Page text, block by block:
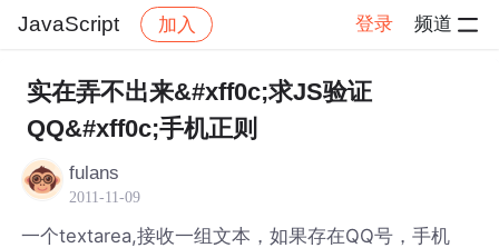
JavaScript 加入 登录 频道
社区 JavaScript 帖子详情
实在弄不出来&#xff0c;求JS验证
QQ&#xff0c;手机正则
fulans
2011-11-09
一个textarea,接收一组文本，如果存在QQ号，手机